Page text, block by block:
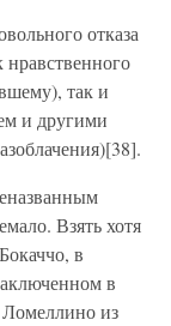
отказа
так и
и другими
Взять хотя
в
в
из